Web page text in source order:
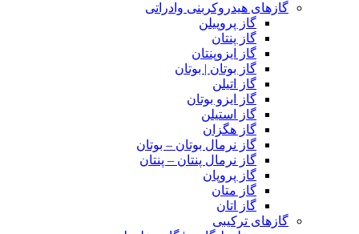
گازهای هیدروکربنی وادراتی
گاز پروپیلن
گاز پنتان
گاز ایزوپنتان
گاز بوتان | بوتان
گاز اتیلن
گاز ایزو بوتان
گاز استیلن
گاز هگزان
گاز نرمال بوتان – بوتان
گاز نرمال پنتان – پنتان
گاز پروپان
گاز متان
گاز اتان
گازهای ترکیبی